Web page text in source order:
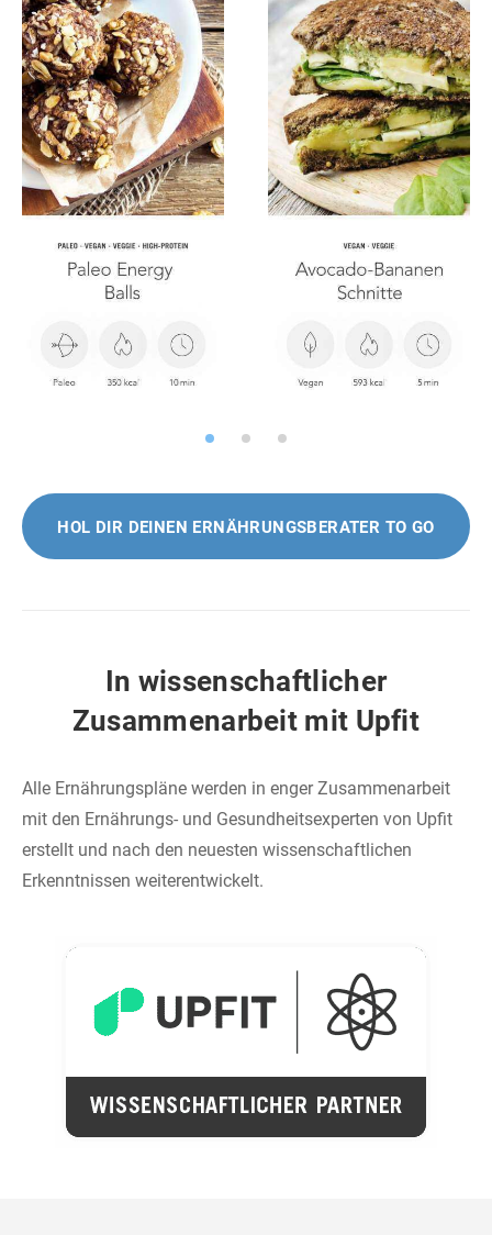
HOL DIR DEINEN ERNÄHRUNGSBERATER TO GO
In wissenschaftlicher
Zusammenarbeit mit Upfit
Alle Ernährungspläne werden in enger Zusammenarbeit
mit den Ernährungs- und Gesundheitsexperten von Upfit
erstellt und nach den neuesten wissenschaftlichen
Erkenntnissen weiterentwickelt.